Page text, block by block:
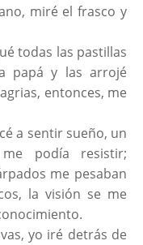
miré el frasco y
todas las pastillas
papá y las arrojé
entonces, me
a sentir sueño, un
podía resistir;
me pesaban
la visión se me
yo iré detrás de